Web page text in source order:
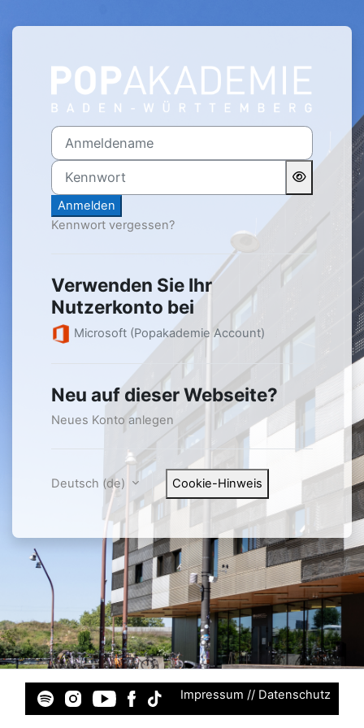
Anmelden bei 'Moodle
Anmeldename
Kennwort
Anmelden
Kennwort vergessen?
Verwenden Sie Ihr
Nutzerkonto bei
Microsoft (Popakademie Account)
Neu auf dieser Webseite?
Neues Konto anlegen
Deutsch ‎(de)‎ Cookie-Hinweis
Impressum // Datenschutz